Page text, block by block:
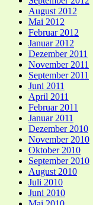
August 2012
Mai 2012
Februar 2012
Januar 2012
Dezember 2011
November 2011
September 2011
Juni 2011
April 2011
Februar 2011
Januar 2011
Dezember 2010
November 2010
Oktober 2010
September 2010
August 2010
Juli 2010
Juni 2010